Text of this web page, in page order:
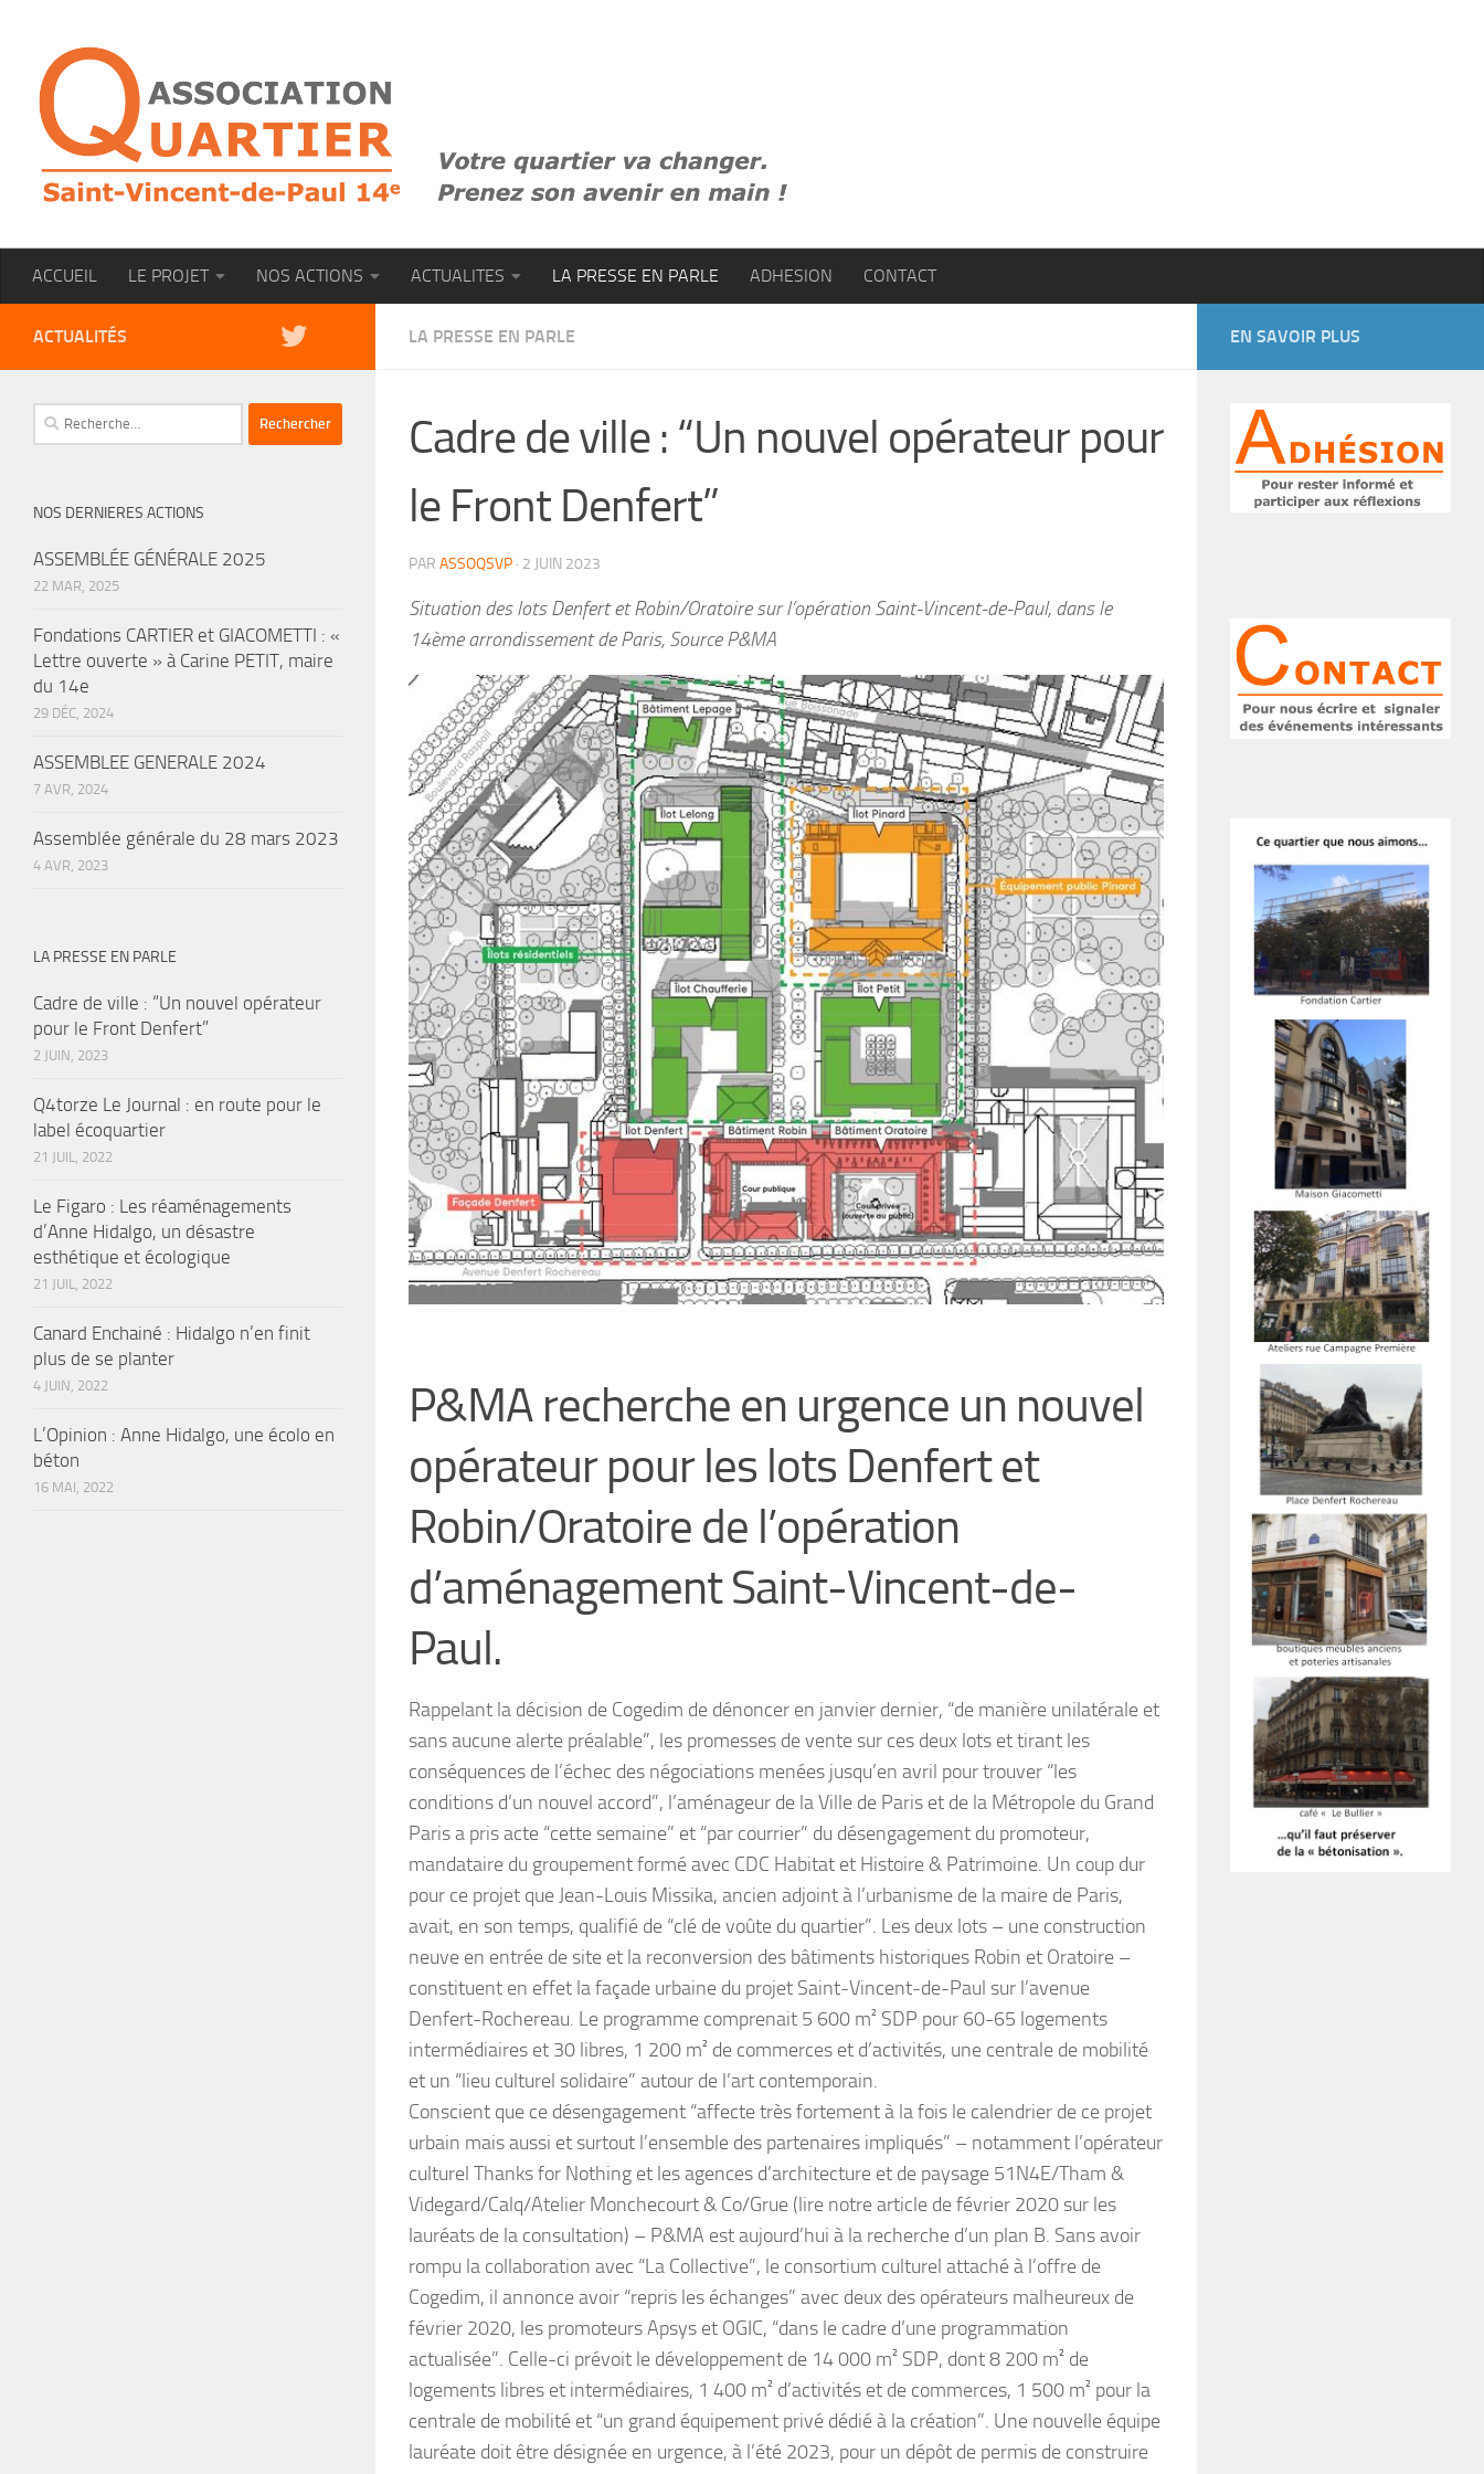
ACCUEIL LE PROJET NOS ACTIONS ACTUALITES LA PRESSE EN PARLE ADHESION CONTACT
LA PRESSE EN PARLE
Cadre de ville : “Un nouvel opérateur pour
le Front Denfert”
PAR ASSOQSVP · 2 JUIN 2023
Situation des lots Denfert et Robin/Oratoire sur l’opération Saint-Vincent-de-Paul, dans le
14ème arrondissement de Paris, Source P&MA
P&MA recherche en urgence un nouvel
opérateur pour les lots Denfert et
Robin/Oratoire de l’opération
d’aménagement Saint-Vincent-de-
Paul.
Rappelant la décision de Cogedim de dénoncer en janvier dernier, “de manière unilatérale et
sans aucune alerte préalable”, les promesses de vente sur ces deux lots et tirant les
conséquences de l’échec des négociations menées jusqu’en avril pour trouver “les
conditions d’un nouvel accord”, l’aménageur de la Ville de Paris et de la Métropole du Grand
Paris a pris acte “cette semaine” et “par courrier” du désengagement du promoteur,
mandataire du groupement formé avec CDC Habitat et Histoire & Patrimoine. Un coup dur
pour ce projet que Jean-Louis Missika, ancien adjoint à l’urbanisme de la maire de Paris,
avait, en son temps, qualifié de “clé de voûte du quartier”. Les deux lots – une construction
neuve en entrée de site et la reconversion des bâtiments historiques Robin et Oratoire –
constituent en effet la façade urbaine du projet Saint-Vincent-de-Paul sur l’avenue
Denfert-Rochereau. Le programme comprenait 5 600 m² SDP pour 60-65 logements
intermédiaires et 30 libres, 1 200 m² de commerces et d’activités, une centrale de mobilité
et un “lieu culturel solidaire” autour de l’art contemporain.
Conscient que ce désengagement “affecte très fortement à la fois le calendrier de ce projet
urbain mais aussi et surtout l’ensemble des partenaires impliqués” – notamment l’opérateur
culturel Thanks for Nothing et les agences d’architecture et de paysage 51N4E/Tham &
Videgard/Calq/Atelier Monchecourt & Co/Grue (lire notre article de février 2020 sur les
lauréats de la consultation) – P&MA est aujourd’hui à la recherche d’un plan B. Sans avoir
rompu la collaboration avec “La Collective”, le consortium culturel attaché à l’offre de
Cogedim, il annonce avoir “repris les échanges” avec deux des opérateurs malheureux de
février 2020, les promoteurs Apsys et OGIC, “dans le cadre d’une programmation
actualisée”. Celle-ci prévoit le développement de 14 000 m² SDP, dont 8 200 m² de
logements libres et intermédiaires, 1 400 m² d’activités et de commerces, 1 500 m² pour la
centrale de mobilité et “un grand équipement privé dédié à la création”. Une nouvelle équipe
lauréate doit être désignée en urgence, à l’été 2023, pour un dépôt de permis de construire
ACTUALITÉS
Rechercher :
NOS DERNIERES ACTIONS
ASSEMBLÉE GÉNÉRALE 2025
22 MAR, 2025
Fondations CARTIER et GIACOMETTI : «
Lettre ouverte » à Carine PETIT, maire
du 14e
29 DÉC, 2024
ASSEMBLEE GENERALE 2024
7 AVR, 2024
Assemblée générale du 28 mars 2023
4 AVR, 2023
LA PRESSE EN PARLE
Cadre de ville : “Un nouvel opérateur
pour le Front Denfert”
2 JUIN, 2023
Q4torze Le Journal : en route pour le
label écoquartier
21 JUIL, 2022
Le Figaro : Les réaménagements
d’Anne Hidalgo, un désastre
esthétique et écologique
21 JUIL, 2022
Canard Enchainé : Hidalgo n’en finit
plus de se planter
4 JUIN, 2022
L’Opinion : Anne Hidalgo, une écolo en
béton
16 MAI, 2022
EN SAVOIR PLUS